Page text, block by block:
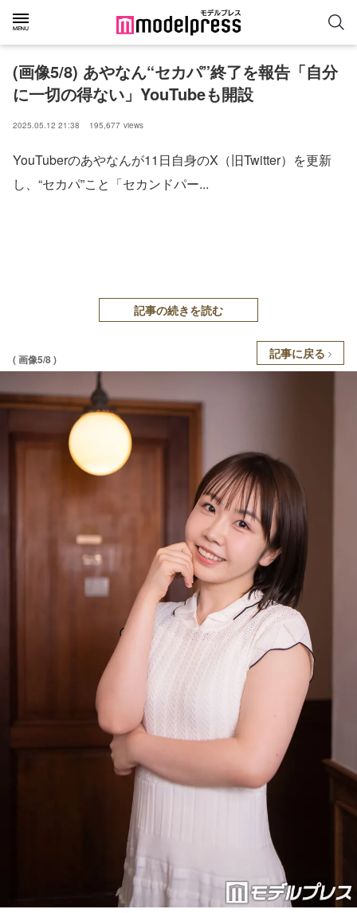
(画像5/8) あやなん“セカパ”終了を報告「自分
に一切の得ない」YouTubeも開設
2025.05.12 21:38 195,677 views
YouTuberのあやなんが11日自身のX（旧Twitter）を更新
し、“セカパ”こと「セカンドパー...
記事の続きを読む
( 画像5/8 ) 記事に戻る